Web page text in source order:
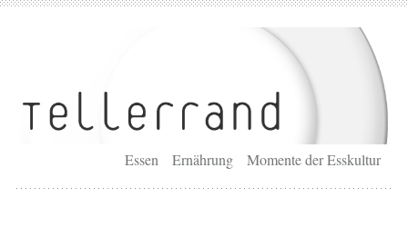
Essen Ernährung Momente der Esskultur